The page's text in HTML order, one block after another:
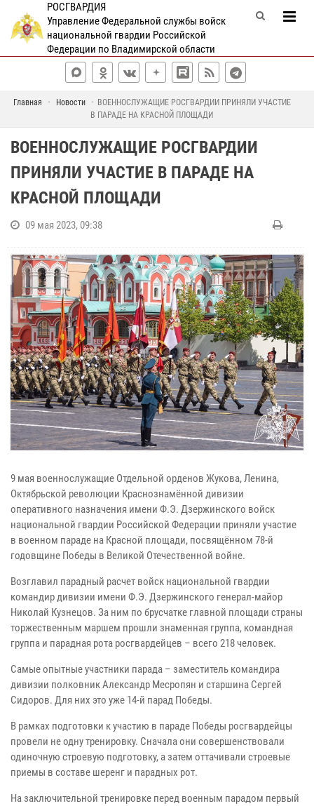
РОСГВАРДИЯ
Управление Федеральной службы войск
национальной гвардии Российской
Федерации по Владимирской области
Главная Новости
ВОЕННОСЛУЖАЩИЕ РОСГВАРДИИ ПРИНЯЛИ УЧАСТИЕ
В ПАРАДЕ НА КРАСНОЙ ПЛОЩАДИ
ВОЕННОСЛУЖАЩИЕ РОСГВАРДИИ
ПРИНЯЛИ УЧАСТИЕ В ПАРАДЕ НА
КРАСНОЙ ПЛОЩАДИ
09 мая 2023, 09:38
9 мая военнослужащие Отдельной орденов Жукова, Ленина,
Октябрьской революции Краснознамённой дивизии
оперативного назначения имени Ф.Э. Дзержинского войск
национальной гвардии Российской Федерации приняли участие
в военном параде на Красной площади, посвящённом 78-й
годовщине Победы в Великой Отечественной войне.
Возглавил парадный расчет войск национальной гвардии
командир дивизии имени Ф.Э. Дзержинского генерал-майор
Николай Кузнецов. За ним по брусчатке главной площади страны
торжественным маршем прошли знаменная группа, командная
группа и парадная рота росгвардейцев – всего 218 человек.
Самые опытные участники парада – заместитель командира
дивизии полковник Александр Месропян и старшина Сергей
Сидоров. Для них это уже 14-й парад Победы.
В рамках подготовки к участию в параде Победы росгвардейцы
провели не одну тренировку. Сначала они совершенствовали
одиночную строевую подготовку, а затем оттачивали строевые
приемы в составе шеренг и парадных рот.
На заключительной тренировке перед военным парадом первый